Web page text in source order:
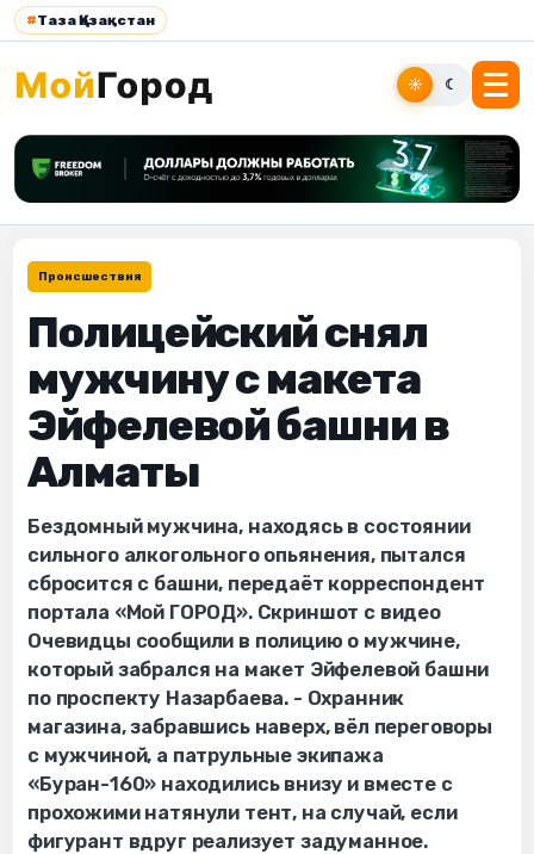
#Таза Қазақстан
☀ ☾
Происшествия
Полицейский снял
мужчину с макета
Эйфелевой башни в
Алматы
Бездомный мужчина, находясь в состоянии
сильного алкогольного опьянения, пытался
сбросится с башни, передаёт корреспондент
портала «Мой ГОРОД». Скриншот с видео
Очевидцы сообщили в полицию о мужчине,
который забрался на макет Эйфелевой башни
по проспекту Назарбаева. - Охранник
магазина, забравшись наверх, вёл переговоры
с мужчиной, а патрульные экипажа
«Буран-160» находились внизу и вместе с
прохожими натянули тент, на случай, если
фигурант вдруг реализует задуманное.